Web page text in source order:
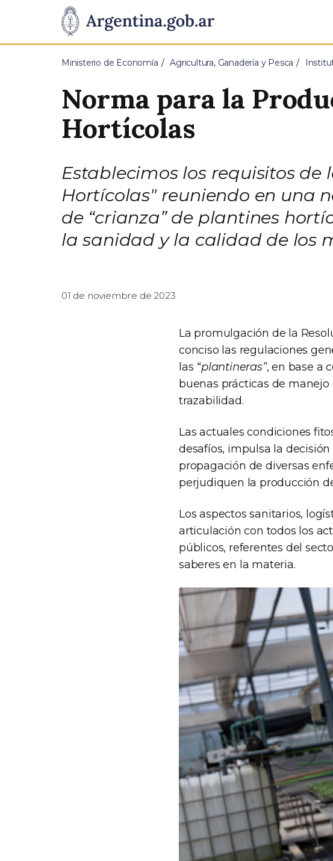
Presidencia
de
Pasar al contenido principal
Ministerio de Economía Agricultura, Ganadería y Pesca
Norma para la
Hortícolas
Establecimos los requisitos de
Hortícolas" reuniendo en una
de “crianza” de plantines
la sanidad y la calidad de los
01 de noviembre de 2023
La promulgación de la
conciso las regulaciones
las “plantineras”, en base a
buenas prácticas de
trazabilidad.
Las actuales condiciones
desafíos, impulsa la
propagación de diversas
perjudiquen la producción
Los aspectos sanitarios,
articulación con todos los
públicos, referentes del
saberes en la materia.